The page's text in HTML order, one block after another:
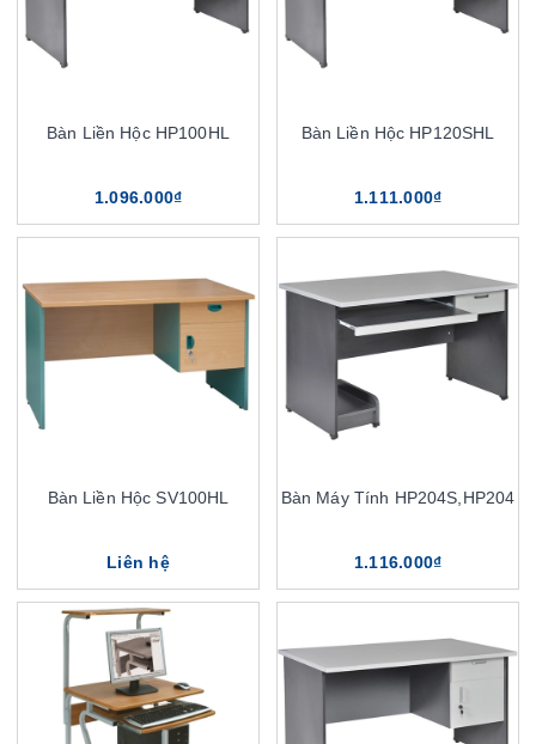
Bàn Liền Hộc HP100HL
1.096.000₫
Bàn Liền Hộc HP120SHL
1.111.000₫
Bàn Liền Hộc SV100HL
Liên hệ
Bàn Máy Tính HP204S,HP204
1.116.000₫